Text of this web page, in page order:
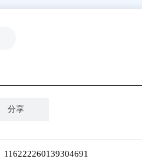
分享
116222260139304691